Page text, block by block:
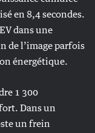
en 8,4 secondes.
dans une
de l’image parfois
énergétique.
1 300
Dans un
un frein